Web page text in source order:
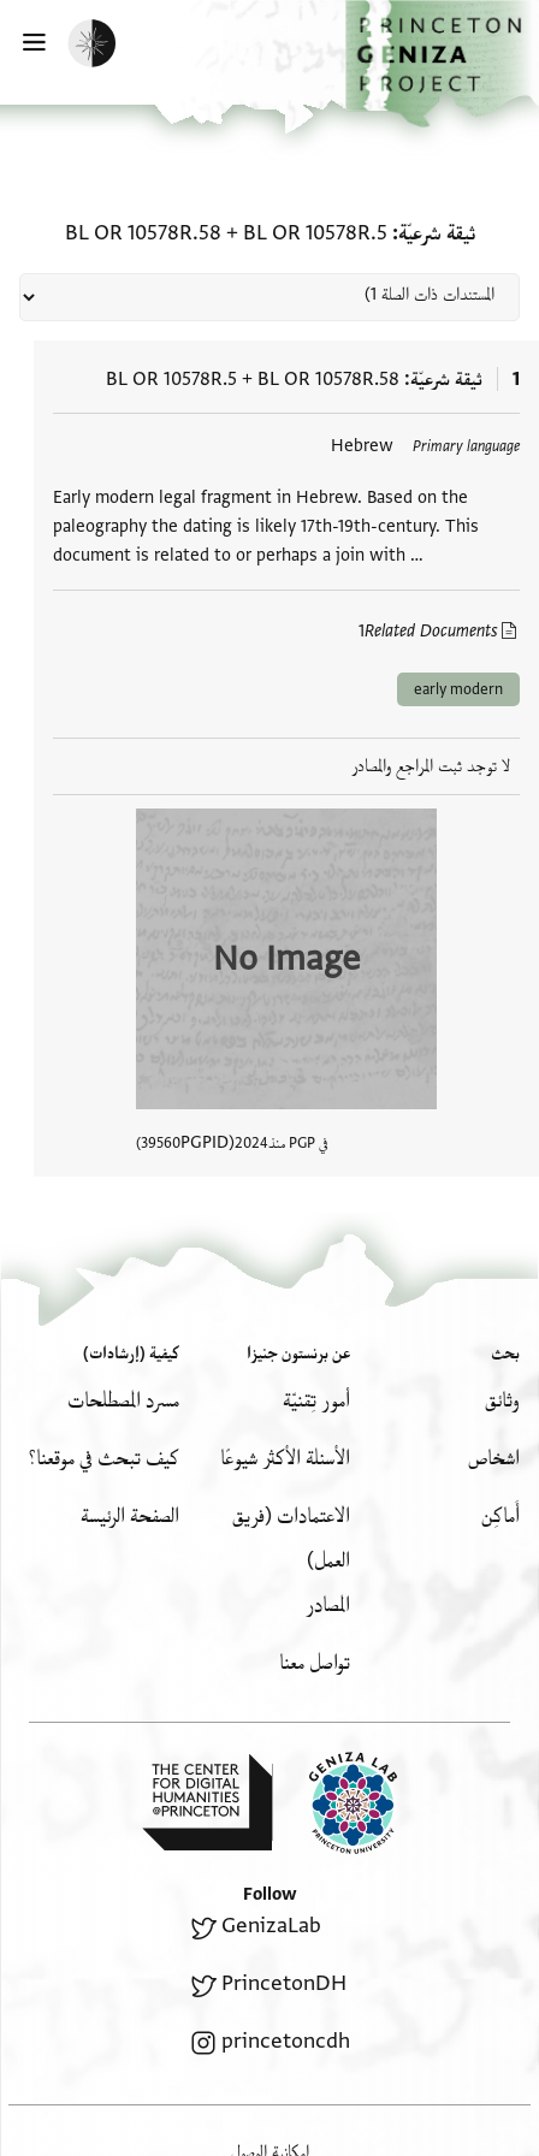
تخطي إلى المحتوى الرئيسي
الصفحة الرئيسية
تفعيل الوضع المظلم
ثيقة شرعيّة BL OR 10578R.5
+
BL OR 10578R.58
1 ثيقة شرعيّة BL OR 10578R.58
+
BL OR 10578R.5
Primary language
Hebrew
Early modern legal fragment in Hebrew. Based on the
paleography the dating is likely 17th-19th-century. This
document is related to or perhaps a join with …
Related Documents
1
العلامات
early modern
لا توجد ثبت المراجع والمصادر
No Image
في PGP منذ 2024
PGPID
39560
بحث
وثائق
اشخاص
أَماكِن
عن برنستون جنيزا
أمور تِقنيّة
الأسئلة الأكثر شيوعًا
الاعتمادات (فريق
العمل)
المصادر
تواصل معنا
كيفية (إرشادات)
مسرد المصطلحات
كيف تبحث في موقعنا؟
الصفحة الرئيسة
Follow
GenizaLab
PrincetonDH
princetoncdh